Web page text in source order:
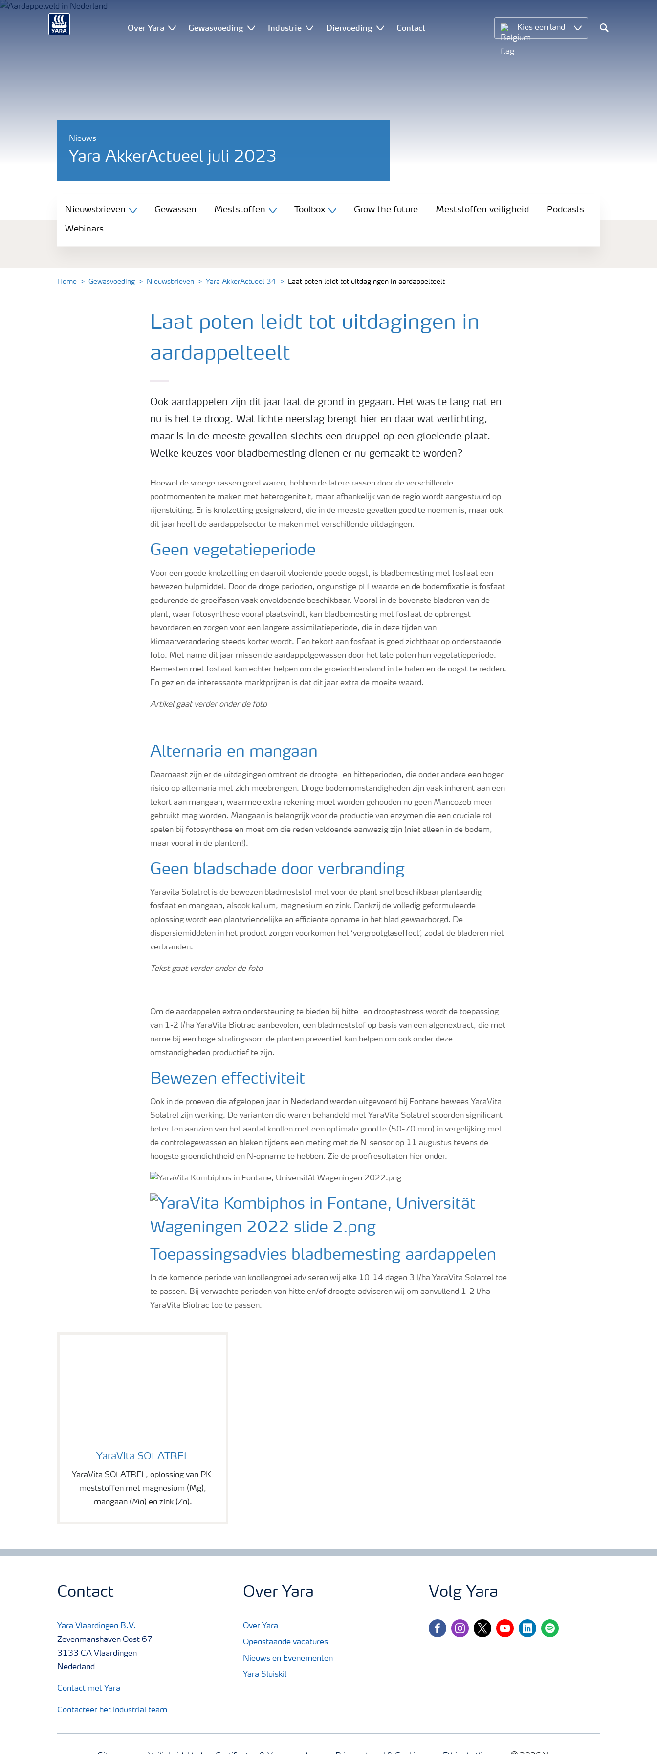
Over Yara Gewasvoeding Industrie Diervoeding Contact Kies een land
Search
Nieuws
Yara AkkerActueel juli 2023
Gewassen
Nieuwsbrieven Gewassen Meststoffen Toolbox Grow the future Meststoffen veiligheid Podcasts
Webinars
Home Gewasvoeding Nieuwsbrieven Yara AkkerActueel 34 Laat poten leidt tot uitdagingen in aardappelteelt
Laat poten leidt tot uitdagingen in
aardappelteelt
Ook aardappelen zijn dit jaar laat de grond in gegaan. Het was te lang nat en
nu is het te droog. Wat lichte neerslag brengt hier en daar wat verlichting,
maar is in de meeste gevallen slechts een druppel op een gloeiende plaat.
Welke keuzes voor bladbemesting dienen er nu gemaakt te worden?
Hoewel de vroege rassen goed waren, hebben de latere rassen door de verschillende
pootmomenten te maken met heterogeniteit, maar afhankelijk van de regio wordt aangestuurd op
rijensluiting. Er is knolzetting gesignaleerd, die in de meeste gevallen goed te noemen is, maar ook
dit jaar heeft de aardappelsector te maken met verschillende uitdagingen.
Geen vegetatieperiode
Voor een goede knolzetting en daaruit vloeiende goede oogst, is bladbemesting met fosfaat een
bewezen hulpmiddel. Door de droge perioden, ongunstige pH-waarde en de bodemfixatie is fosfaat
gedurende de groeifasen vaak onvoldoende beschikbaar. Vooral in de bovenste bladeren van de
plant, waar fotosynthese vooral plaatsvindt, kan bladbemesting met fosfaat de opbrengst
bevorderen en zorgen voor een langere assimilatieperiode, die in deze tijden van
klimaatverandering steeds korter wordt. Een tekort aan fosfaat is goed zichtbaar op onderstaande
foto. Met name dit jaar missen de aardappelgewassen door het late poten hun vegetatieperiode.
Bemesten met fosfaat kan echter helpen om de groeiachterstand in te halen en de oogst te redden.
En gezien de interessante marktprijzen is dat dit jaar extra de moeite waard.
Artikel gaat verder onder de foto
Alternaria en mangaan
Daarnaast zijn er de uitdagingen omtrent de droogte- en hitteperioden, die onder andere een hoger
risico op alternaria met zich meebrengen. Droge bodemomstandigheden zijn vaak inherent aan een
tekort aan mangaan, waarmee extra rekening moet worden gehouden nu geen Mancozeb meer
gebruikt mag worden. Mangaan is belangrijk voor de productie van enzymen die een cruciale rol
spelen bij fotosynthese en moet om die reden voldoende aanwezig zijn (niet alleen in de bodem,
maar vooral in de planten!).
Geen bladschade door verbranding
Yaravita Solatrel is de bewezen bladmeststof met voor de plant snel beschikbaar plantaardig
fosfaat en mangaan, alsook kalium, magnesium en zink. Dankzij de volledig geformuleerde
oplossing wordt een plantvriendelijke en efficiënte opname in het blad gewaarborgd. De
dispersiemiddelen in het product zorgen voorkomen het ‘vergrootglaseffect’, zodat de bladeren niet
verbranden.
Tekst gaat verder onder de foto
Om de aardappelen extra ondersteuning te bieden bij hitte- en droogtestress wordt de toepassing
van 1-2 l/ha YaraVita Biotrac aanbevolen, een bladmeststof op basis van een algenextract, die met
name bij een hoge stralingssom de planten preventief kan helpen om ook onder deze
omstandigheden productief te zijn.
Bewezen effectiviteit
Ook in de proeven die afgelopen jaar in Nederland werden uitgevoerd bij Fontane bewees YaraVita
Solatrel zijn werking. De varianten die waren behandeld met YaraVita Solatrel scoorden significant
beter ten aanzien van het aantal knollen met een optimale grootte (50-70 mm) in vergelijking met
de controlegewassen en bleken tijdens een meting met de N-sensor op 11 augustus tevens de
hoogste groendichtheid en N-opname te hebben. Zie de proefresultaten hier onder.
Toepassingsadvies bladbemesting aardappelen
In de komende periode van knollengroei adviseren wij elke 10-14 dagen 3 l/ha YaraVita Solatrel toe
te passen. Bij verwachte perioden van hitte en/of droogte adviseren wij om aanvullend 1-2 l/ha
YaraVita Biotrac toe te passen.
YaraVita SOLATREL
YaraVita SOLATREL, oplossing van PK-
meststoffen met magnesium (Mg),
mangaan (Mn) en zink (Zn).
Contact
Yara Vlaardingen B.V.
Zevenmanshaven Oost 67
3133 CA Vlaardingen
Nederland
Contact met Yara
Contacteer het Industrial team
Over Yara
Over Yara
Openstaande vacatures
Nieuws en Evenementen
Yara Sluiskil
Volg Yara
facebookinstagram
twitteryoutubelinkedinspotify